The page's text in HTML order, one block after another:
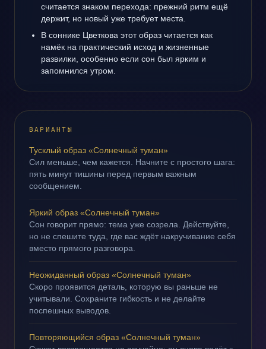
считается знаком перехода: прежний ритм ещё
держит, но новый уже требует места.
В соннике Цветкова этот образ читается как
намёк на практический исход и жизненные
развилки, особенно если сон был ярким и
запомнился утром.
ВАРИАНТЫ
Тусклый образ «Солнечный туман»
Сил меньше, чем кажется. Начните с простого шага:
пять минут тишины перед первым важным
сообщением.
Яркий образ «Солнечный туман»
Сон говорит прямо: тема уже созрела. Действуйте,
но не спешите туда, где вас ждёт накручивание себя
вместо прямого разговора.
Неожиданный образ «Солнечный туман»
Скоро проявится деталь, которую вы раньше не
учитывали. Сохраните гибкость и не делайте
поспешных выводов.
Повторяющийся образ «Солнечный туман»